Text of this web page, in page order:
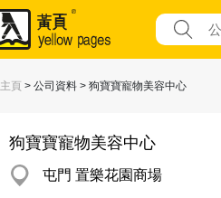
主頁 > 公司資料 > 狗寶寶寵物美容中心
狗寶寶寵物美容中心
屯門 置樂花園商場